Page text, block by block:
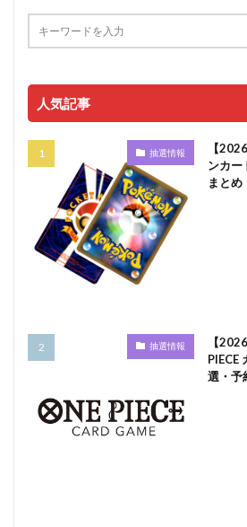
人気記事
抽選情報
【
ンカー
まとめ
抽選情報
【
PIECE
選・予